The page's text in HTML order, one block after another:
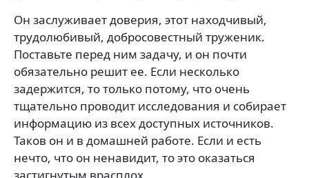
Он заслуживает доверия, этот находчивый,
трудолюбивый, добросовестный труженик.
Поставьте перед ним задачу, и он почти
обязательно решит ее. Если несколько
задержится, то только потому, что очень
тщательно проводит исследования и собирает
информацию из всех доступных источников.
Таков он и в домашней работе. Если и есть
нечто, что он ненавидит, то это оказаться
застигнутым врасплох.